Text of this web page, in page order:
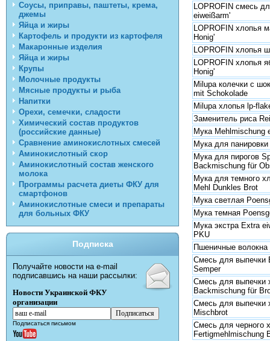
Соусы, приправы, паштеты, крема,
джемы
Яйца и жиры
Картофель и продукти из картофеля
Макаронные изделия
Яйца и жиры
Крупы
Молочные продукты
Мясные продукты и рыба
Напитки
Орехи, семечки, сладости
Химический состав продуктов
(российские данные)
Сравнение аминокислотных смесей
Аминокислотный скор
Аминокислотный состав женского
молока
Программы расчета диеты ФКУ для
смартфонов
Аминокислотные смеси и препараты
для больных ФКУ
Подписка
Получайте новости на e-mail
подписавшись на наши рассылки:
Новости Украинской ФКУ
организации
Подписаться письмом
LOPROFIN смесь
eiweißarm'
LOPROFIN хлопья
Honig'
LOPROFIN хлопья
LOPROFIN хлопья
Honig'
Milupa колечки с
mit Schokolade
Milupa хлопья lp-
Заменитель риса
Мука Mehlmischung
Мука для
Мука для пирогов
Backmischung für
Мука для темного
Mehl Dunkles Brot
Мука светлая
Мука темная
Мука экстра Extra
PKU
Пшеничные
Смесь для выпечки
Semper
Смесь для выпечки
Backmischung für
Смесь для выпечки
Mischbrot
Смесь для черного
Fertigmehlmischung